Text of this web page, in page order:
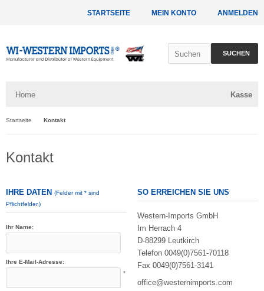
ANMELDEN
MEIN KONTO
STARTSEITE
SUCHEN
Home Kasse
Startseite Kontakt
Kontakt
IHRE DATEN (Felder mit * sind
Pflichtfelder.)
Ihr Name:
Ihre E-Mail-Adresse:
*
SO ERREICHEN SIE UNS
Western-Imports GmbH
Im Herrach 4
D-88299 Leutkirch
Telefon 0049(0)7561-70118
Fax 0049(0)7561-3141
office@westernimports.com